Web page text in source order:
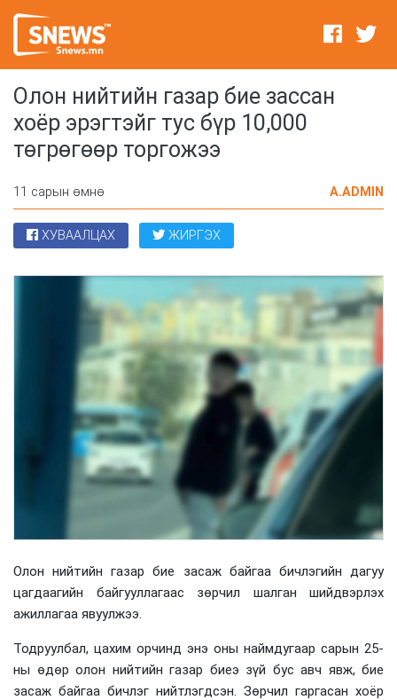
Олон нийтийн газар бие зассан
хоёр эрэгтэйг тус бүр 10,000
төгрөгөөр торгожээ
11 сарын өмнө A.ADMIN
ХУВААЛЦАХ ЖИРГЭХ
Олон нийтийн газар бие засаж байгаа бичлэгийн дагуу
цагдаагийн байгууллагаас зөрчил шалган шийдвэрлэх
ажиллагаа явуулжээ.
Тодруулбал, цахим орчинд энэ оны наймдугаар сарын 25-
ны өдөр олон нийтийн газар биеэ зүй бус авч явж, бие
засаж байгаа бичлэг нийтлэгдсэн. Зөрчил гаргасан хоёр